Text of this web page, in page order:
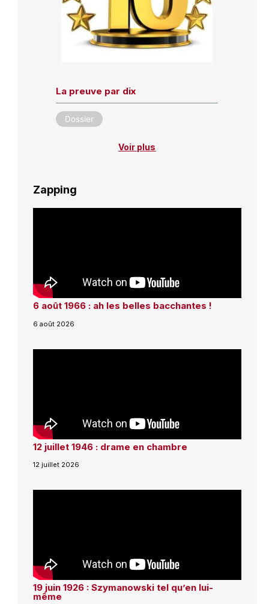
La preuve par dix
Dossier
Voir plus
Zapping
6 août 1966 : ah les belles bacchantes !
6 août 2026
12 juillet 1946 : drame en chambre
12 juillet 2026
19 juin 1926 : Szymanowski tel qu’en lui-
même